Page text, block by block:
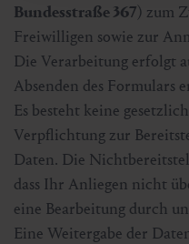
Bundesstraße 367) zum
Freiwilligen sowie zur
Die Verarbeitung erfolgt
Absenden des Formulars
Es besteht keine
Verpflichtung zur
Daten. Die
dass Ihr Anliegen nicht
eine Bearbeitung durch
Eine Weitergabe der